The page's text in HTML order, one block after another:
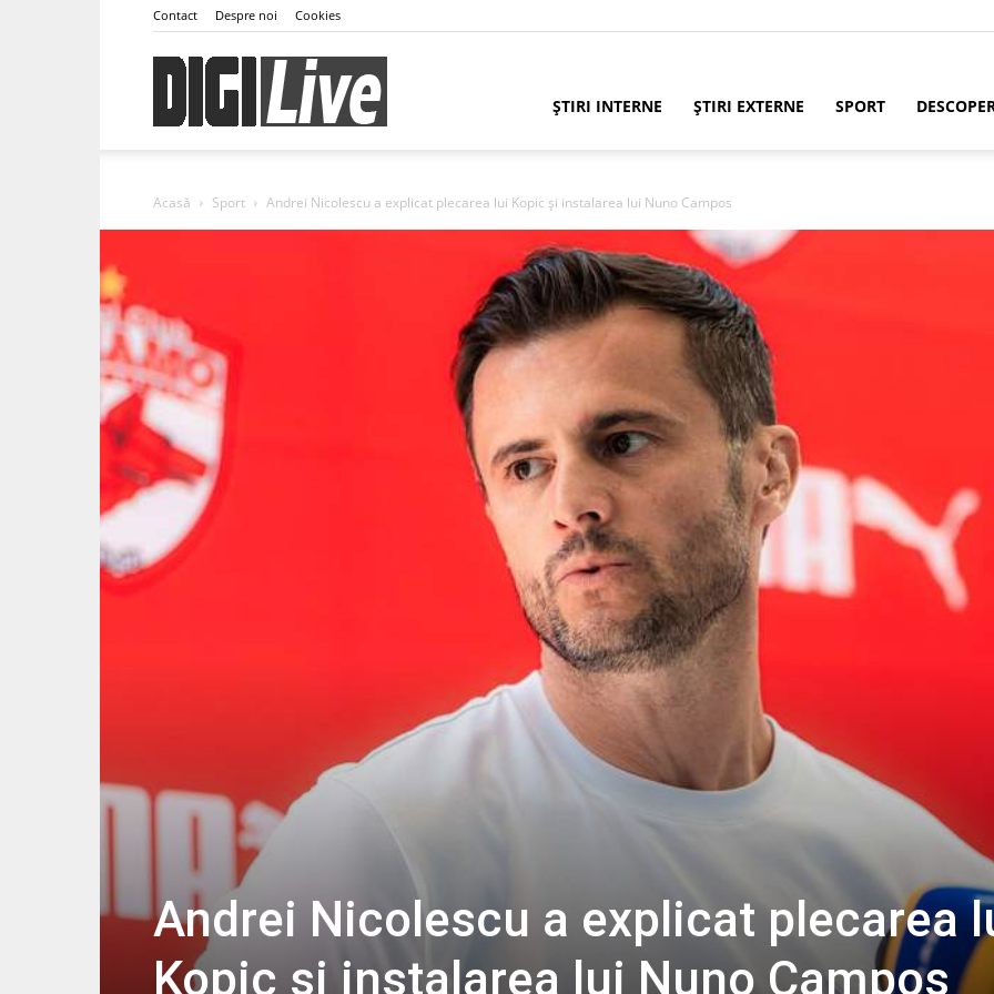
Contact Despre noi Cookies
ȘTIRI INTERNE ȘTIRI EXTERNE SPORT
Acasă Sport Andrei Nicolescu a explicat plecarea lui Kopic și instalarea lui Nuno Campos
Andrei Nicolescu a explicat plecarea
Kopic și instalarea lui Nuno Campos